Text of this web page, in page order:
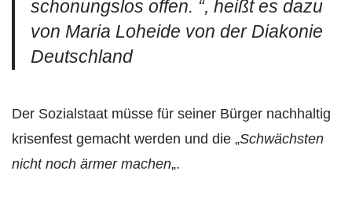
schonungslos offen. “, heißt es dazu
von Maria Loheide von der Diakonie
Deutschland
Der Sozialstaat müsse für seiner Bürger nachhaltig
krisenfest gemacht werden und die „Schwächsten
nicht noch ärmer machen„.